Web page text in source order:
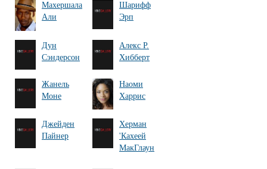
Махершала
Али
Шарифф
Эрп
Дун
Сэндерсон
Алекс Р.
Хибберт
Жанель
Моне
Наоми
Харрис
Джейден
Пайнер
Херман
'Кахеей
МакГлаун